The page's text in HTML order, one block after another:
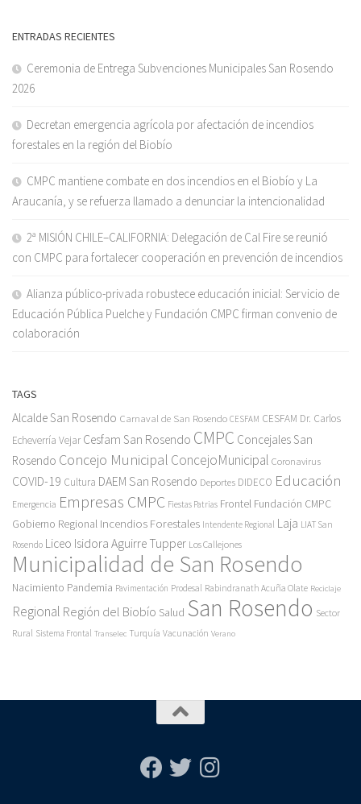
ENTRADAS RECIENTES
Ceremonia de Entrega Subvenciones Municipales San Rosendo
2026
Decretan emergencia agrícola por afectación de incendios
forestales en la región del Biobío
CMPC mantiene combate en dos incendios en el Biobío y La
Araucanía, y se refuerza llamado a denunciar la intencionalidad
2ª MISIÓN CHILE–CALIFORNIA: Delegación de Cal Fire se reunió
con CMPC para fortalecer cooperación en prevención de incendios
Alianza público-privada robustece educación inicial: Servicio de
Educación Pública Puelche y Fundación CMPC firman convenio de
colaboración
TAGS
Alcalde San Rosendo Carnaval de San Rosendo CESFAM CESFAM Dr. Carlos
Echeverría Vejar Cesfam San Rosendo CMPC Concejales San
Rosendo Concejo Municipal ConcejoMunicipal Coronavirus
COVID-19 Cultura DAEM San Rosendo Deportes DIDECO Educación
Emergencia Empresas CMPC Fiestas Patrias Frontel Fundación CMPC
Gobierno Regional Incendios Forestales Intendente Regional Laja LIAT San
Rosendo Liceo Isidora Aguirre Tupper Los Callejones
Municipalidad de San Rosendo
Nacimiento Pandemia Pavimentación Prodesal Rabindranath Acuña Olate Reciclaje
Regional Región del Biobío Salud San Rosendo Sector
Rural Sistema Frontal Transelec Turquía Vacunación Verano